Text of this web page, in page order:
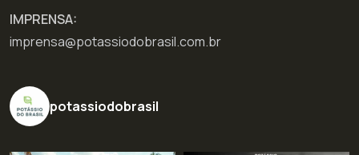
IMPRENSA:
imprensa@potassiodobrasil.com.br
potassiodobrasil